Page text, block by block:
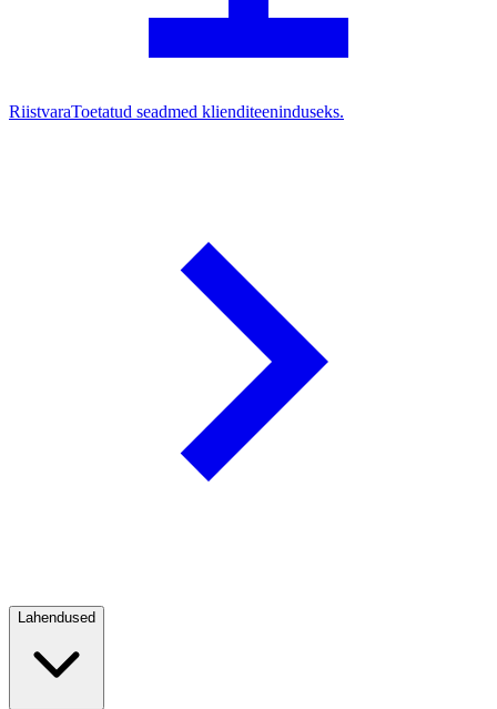
RiistvaraToetatud seadmed klienditeeninduseks.
Lahendused